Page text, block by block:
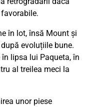
în lot, însă Mount și
evoluțiile bune.
lipsa lui Paqueta, în
al treilea meci la
unor piese